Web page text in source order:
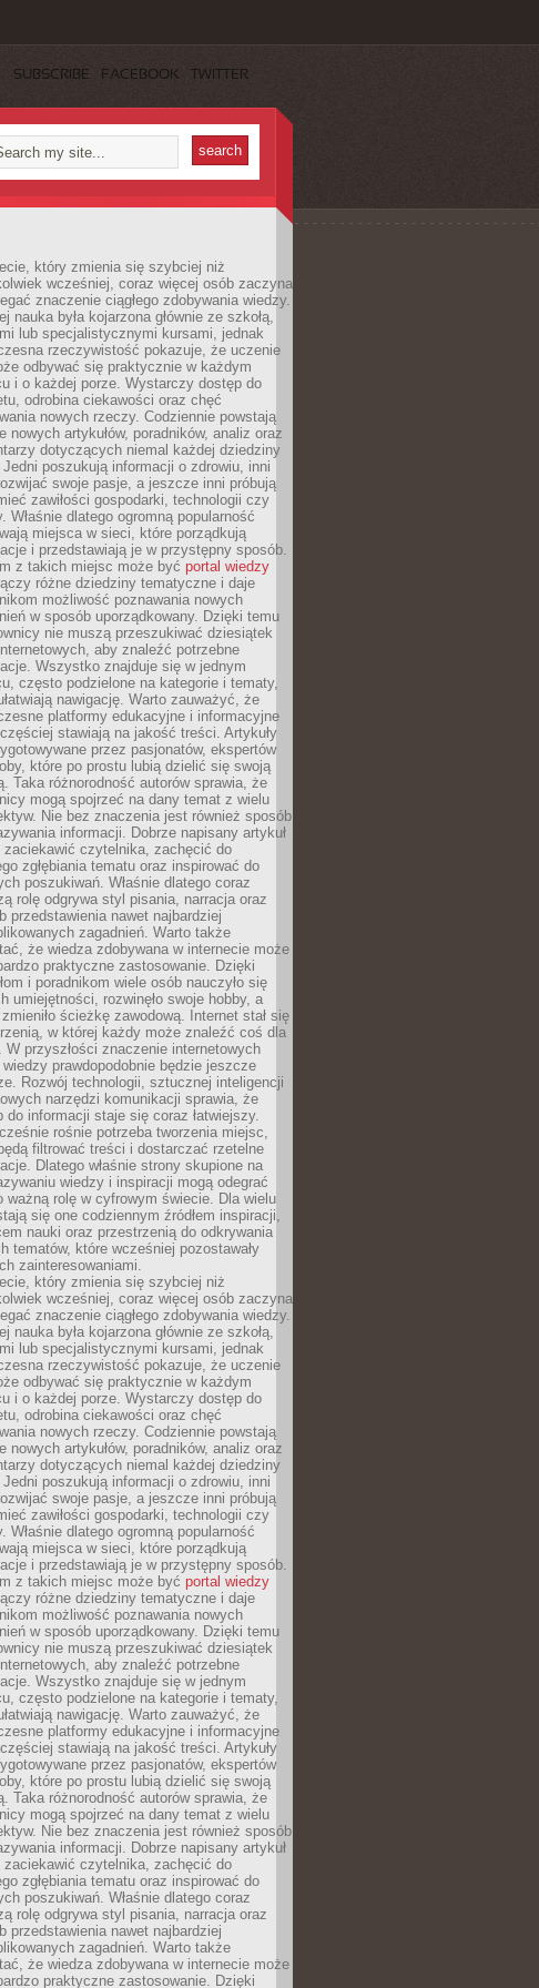
SUBSCRIBE FACEBOOK TWITTER
który zmienia się szybciej niż
wcześniej, coraz więcej osób zaczyna
znaczenie ciągłego zdobywania wiedzy.
nauka była kojarzona głównie ze szkołą,
lub specjalistycznymi kursami, jednak
rzeczywistość pokazuje, że uczenie
odbywać się praktycznie w każdym
i o każdej porze. Wystarczy dostęp do
odrobina ciekawości oraz chęć
nowych rzeczy. Codziennie powstają
nowych artykułów, poradników, analiz oraz
dotyczących niemal każdej dziedziny
poszukują informacji o zdrowiu, inni
swoje pasje, a jeszcze inni próbują
zawiłości gospodarki, technologii czy
Właśnie dlatego ogromną popularność
miejsca w sieci, które porządkują
i przedstawiają je w przystępny sposób.
z takich miejsc może być portal wiedzy
różne dziedziny tematyczne i daje
możliwość poznawania nowych
w sposób uporządkowany. Dzięki temu
nie muszą przeszukiwać dziesiątek
aby znaleźć potrzebne
Wszystko znajduje się w jednym
często podzielone na kategorie i tematy,
nawigację. Warto zauważyć, że
platformy edukacyjne i informacyjne
stawiają na jakość treści. Artykuły
przez pasjonatów, ekspertów
które po prostu lubią dzielić się swoją
Taka różnorodność autorów sprawia, że
mogą spojrzeć na dany temat z wielu
Nie bez znaczenia jest również sposób
informacji. Dobrze napisany artykuł
zaciekawić czytelnika, zachęcić do
zgłębiania tematu oraz inspirować do
poszukiwań. Właśnie dlatego coraz
rolę odgrywa styl pisania, narracja oraz
przedstawienia nawet najbardziej
zagadnień. Warto także
że wiedza zdobywana w internecie może
praktyczne zastosowanie. Dzięki
i poradnikom wiele osób nauczyło się
umiejętności, rozwinęło swoje hobby, a
ścieżkę zawodową. Internet stał się
w której każdy może znaleźć coś dla
W przyszłości znaczenie internetowych
wiedzy prawdopodobnie będzie jeszcze
Rozwój technologii, sztucznej inteligencji
narzędzi komunikacji sprawia, że
do informacji staje się coraz łatwiejszy.
rośnie potrzeba tworzenia miejsc,
filtrować treści i dostarczać rzetelne
Dlatego właśnie strony skupione na
wiedzy i inspiracji mogą odegrać
ważną rolę w cyfrowym świecie. Dla wielu
się one codziennym źródłem inspiracji,
nauki oraz przestrzenią do odkrywania
tematów, które wcześniej pozostawały
zainteresowaniami.
który zmienia się szybciej niż
wcześniej, coraz więcej osób zaczyna
znaczenie ciągłego zdobywania wiedzy.
nauka była kojarzona głównie ze szkołą,
lub specjalistycznymi kursami, jednak
rzeczywistość pokazuje, że uczenie
odbywać się praktycznie w każdym
i o każdej porze. Wystarczy dostęp do
odrobina ciekawości oraz chęć
nowych rzeczy. Codziennie powstają
nowych artykułów, poradników, analiz oraz
dotyczących niemal każdej dziedziny
poszukują informacji o zdrowiu, inni
swoje pasje, a jeszcze inni próbują
zawiłości gospodarki, technologii czy
Właśnie dlatego ogromną popularność
miejsca w sieci, które porządkują
i przedstawiają je w przystępny sposób.
z takich miejsc może być portal wiedzy
różne dziedziny tematyczne i daje
możliwość poznawania nowych
w sposób uporządkowany. Dzięki temu
nie muszą przeszukiwać dziesiątek
aby znaleźć potrzebne
Wszystko znajduje się w jednym
często podzielone na kategorie i tematy,
nawigację. Warto zauważyć, że
platformy edukacyjne i informacyjne
stawiają na jakość treści. Artykuły
przez pasjonatów, ekspertów
które po prostu lubią dzielić się swoją
Taka różnorodność autorów sprawia, że
mogą spojrzeć na dany temat z wielu
Nie bez znaczenia jest również sposób
informacji. Dobrze napisany artykuł
zaciekawić czytelnika, zachęcić do
zgłębiania tematu oraz inspirować do
poszukiwań. Właśnie dlatego coraz
rolę odgrywa styl pisania, narracja oraz
przedstawienia nawet najbardziej
zagadnień. Warto także
że wiedza zdobywana w internecie może
praktyczne zastosowanie. Dzięki